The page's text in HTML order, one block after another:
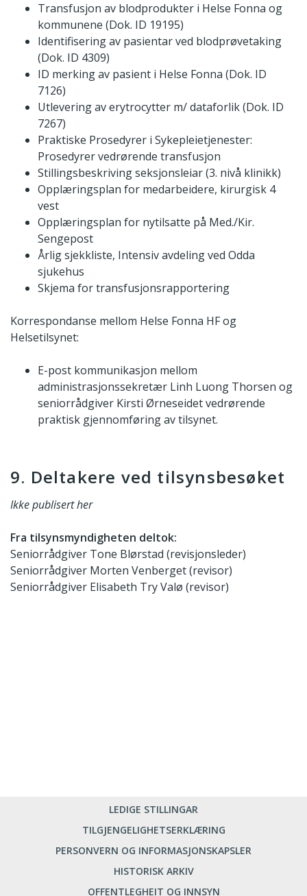
Transfusjon av blodprodukter i Helse Fonna og
kommunene (Dok. ID 19195)
Identifisering av pasientar ved blodprøvetaking
(Dok. ID 4309)
ID merking av pasient i Helse Fonna (Dok. ID
7126)
Utlevering av erytrocytter m/ dataforlik (Dok. ID
7267)
Praktiske Prosedyrer i Sykepleietjenester:
Prosedyrer vedrørende transfusjon
Stillingsbeskriving seksjonsleiar (3. nivå klinikk)
Opplæringsplan for medarbeidere, kirurgisk 4
vest
Opplæringsplan for nytilsatte på Med./Kir.
Sengepost
Årlig sjekkliste, Intensiv avdeling ved Odda
sjukehus
Skjema for transfusjonsrapportering
Korrespondanse mellom Helse Fonna HF og
Helsetilsynet:
E-post kommunikasjon mellom
administrasjonssekretær Linh Luong Thorsen og
seniorrådgiver Kirsti Ørneseidet vedrørende
praktisk gjennomføring av tilsynet.
9. Deltakere ved tilsynsbesøket
Ikke publisert her
Fra tilsynsmyndigheten deltok:
Seniorrådgiver Tone Blørstad (revisjonsleder)
Seniorrådgiver Morten Venberget (revisor)
Seniorrådgiver Elisabeth Try Valø (revisor)
LEDIGE STILLINGAR
TILGJENGELIGHETSERKLÆRING
PERSONVERN OG INFORMASJONSKAPSLER
HISTORISK ARKIV
OFFENTLEGHEIT OG INNSYN